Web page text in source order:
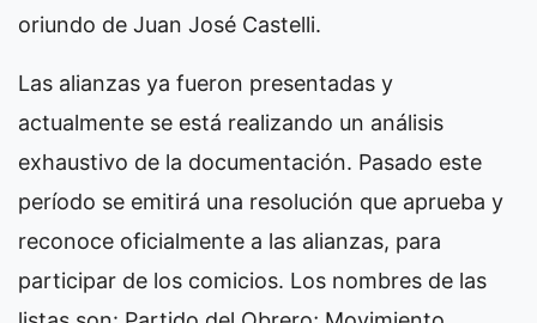
oriundo de Juan José Castelli.
Las alianzas ya fueron presentadas y
actualmente se está realizando un análisis
exhaustivo de la documentación. Pasado este
período se emitirá una resolución que aprueba y
reconoce oficialmente a las alianzas, para
participar de los comicios. Los nombres de las